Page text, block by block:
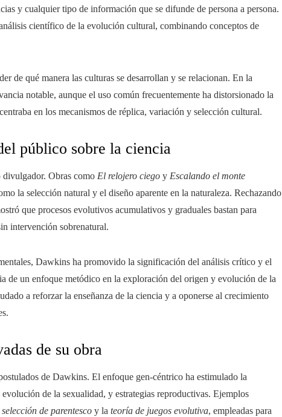
y cualquier tipo de información que se difunde de persona a persona.
científico de la evolución cultural, combinando conceptos de
de qué manera las culturas se desarrollan y se relacionan. En la
notable, aunque el uso común frecuentemente ha distorsionado la
en los mecanismos de réplica, variación y selección cultural.
público sobre la ciencia
Obras como El relojero ciego y Escalando el monte
la selección natural y el diseño aparente en la naturaleza. Rechazando
que procesos evolutivos acumulativos y graduales bastan para
intervención sobrenatural.
Dawkins ha promovido la significación del análisis crítico y el
de un enfoque metódico en la exploración del origen y evolución de la
a reforzar la enseñanza de la ciencia y a oponerse al crecimiento
de su obra
de Dawkins. El enfoque gen-céntrico ha estimulado la
de la sexualidad, y estrategias reproductivas. Ejemplos
selección de parentesco y la teoría de juegos evolutiva, empleadas para